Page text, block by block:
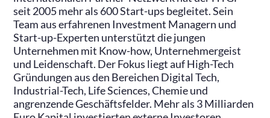
seit 2005 mehr als 600 Start-ups begleitet. Sein
Team aus erfahrenen Investment Managern und
Start-up-Experten unterstützt die jungen
Unternehmen mit Know-how, Unternehmergeist
und Leidenschaft. Der Fokus liegt auf High-Tech
Gründungen aus den Bereichen Digital Tech,
Industrial-Tech, Life Sciences, Chemie und
angrenzende Geschäftsfelder. Mehr als 3 Milliarden